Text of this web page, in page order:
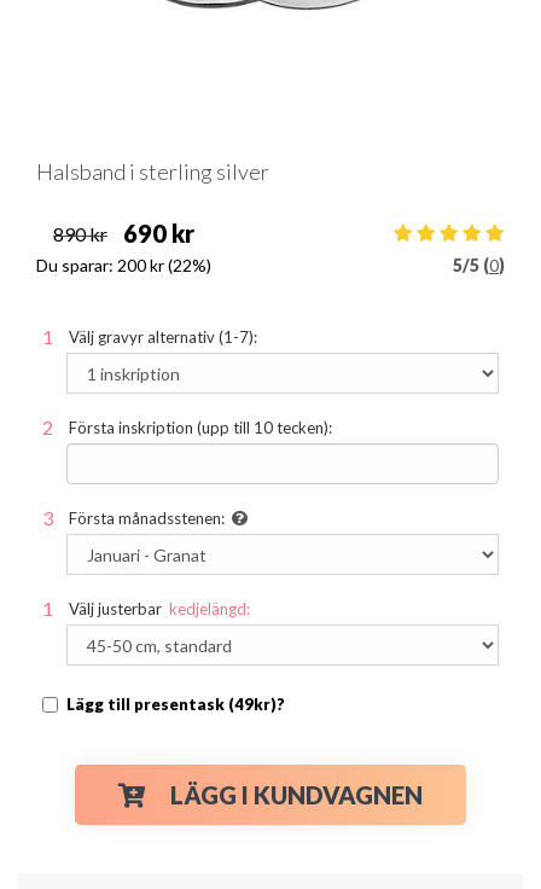
Halsband i sterling silver
890 kr 690 kr
Du sparar: 200 kr(22%) 5/5 (0)
Välj gravyr alternativ (1-7):
Första inskription (upp till 10 tecken):
Första månadsstenen:
Välj justerbar kedjelängd:
Lägg till presentask (49kr)?
LÄGG I KUNDVAGNEN